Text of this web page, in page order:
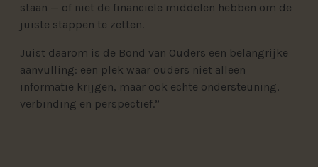
staan — of niet de financiële middelen hebben om de
juiste stappen te zetten.
Juist daarom is de Bond van Ouders een belangrijke
aanvulling: een plek waar ouders niet alleen
informatie krijgen, maar ook echte ondersteuning,
verbinding en perspectief.”